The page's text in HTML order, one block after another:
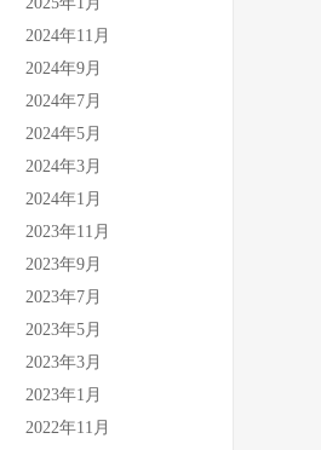
2024年11月
2024年9月
2024年7月
2024年5月
2024年3月
2024年1月
2023年11月
2023年9月
2023年7月
2023年5月
2023年3月
2023年1月
2022年11月